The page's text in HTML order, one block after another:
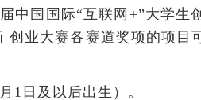
中国国际“互联网+”大学生
业大赛各赛道奖项的项目
1日及以后出生）。